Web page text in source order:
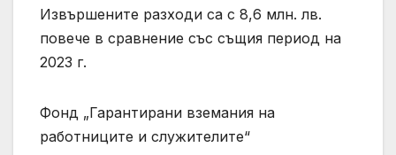
Извършените разходи са с 8,6 млн. лв.
повече в сравнение със същия период на
2023 г.
Фонд „Гарантирани вземания на
работниците и служителите“